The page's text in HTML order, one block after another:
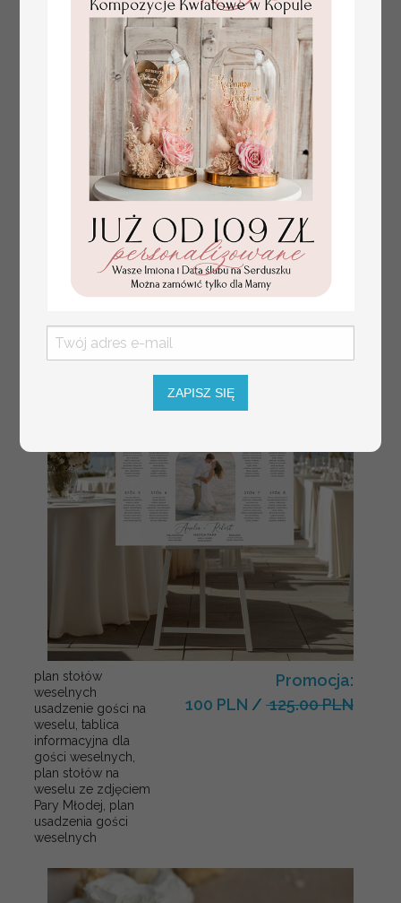
numerki na stół weselny
z tłoczonymi kwiatami,
eleganckie numerki na
stoły weselne, tłoczone
numerki na stół weselny,
dekoracja stołów
kwiaty
Promocja:
10 PLN/ 13.00 PLN
plan stołów
weselnych
usadzenie gości na
weselu, tablica
informacyjna dla
gości weselnych,
plan stołów na
weselu ze zdjęciem
Pary Młodej, plan
usadzenia gości
weselnych
Promocja:
100 PLN / 125.00 PLN
ZAPISZ SIĘ